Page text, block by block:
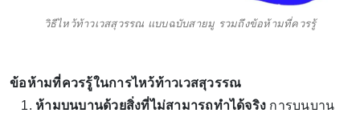
วิธีไหว้ท้าวเวสสุวรรณ แบบฉบับสายมู รวมถึงข้อห้ามที่ควรรู้
ข้อห้ามที่ควรรู้ในการไหว้ท้าวเวสสุวรรณ
ห้ามบนบานด้วยสิ่งที่ไม่สามารถทำได้จริง การบนบาน